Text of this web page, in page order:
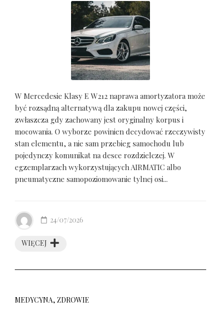
W Mercedesie Klasy E W212 naprawa amortyzatora może
być rozsądną alternatywą dla zakupu nowej części,
zwłaszcza gdy zachowany jest oryginalny korpus i
mocowania. O wyborze powinien decydować rzeczywisty
stan elementu, a nie sam przebieg samochodu lub
pojedynczy komunikat na desce rozdzielczej. W
egzemplarzach wykorzystujących AIRMATIC albo
pneumatyczne samopoziomowanie tylnej osi...
WIĘCEJ
24/07/2026
MEDYCYNA, ZDROWIE